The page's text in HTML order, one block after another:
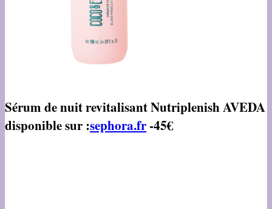
Sérum de nuit revitalisant Nutriplenish AVEDA
disponible sur :sephora.fr -45€